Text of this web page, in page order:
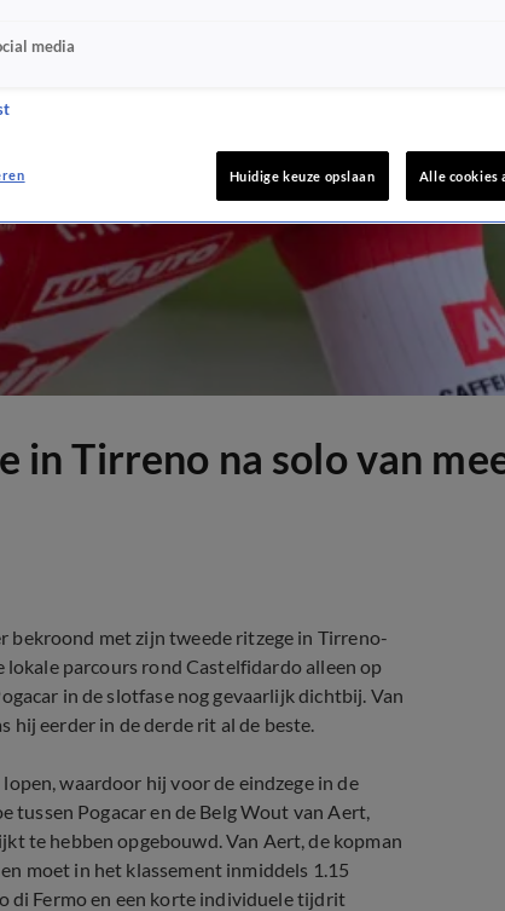
in Tirreno na solo van
bekroond met zijn tweede ritzege in Tirreno-
parcours rond Castelfidardo alleen op
in de slotfase nog gevaarlijk dichtbij. Van
hij eerder in de derde rit al de beste.
waardoor hij voor de eindzege in de
tussen Pogacar en de Belg Wout van Aert,
te hebben opgebouwd. Van Aert, de kopman
moet in het klassement inmiddels 1.15
di Fermo en een korte individuele tijdrit
media
Huidige keuze opslaan Alle cookies